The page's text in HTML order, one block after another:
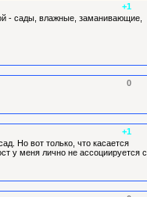
+1
- сады, влажные, заманивающие,
0
+1
Но вот только, что касается
у меня лично не ассоциируется с